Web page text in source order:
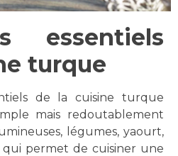
essentiels
turque
de la cuisine turque
mais redoutablement
légumes, yaourt,
qui permet de cuisiner une